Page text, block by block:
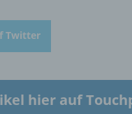
Twitter
hier auf
automatisierter